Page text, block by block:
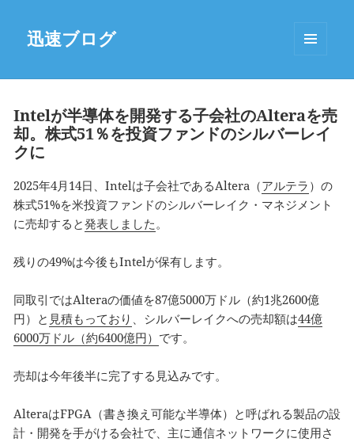
迅速ブログ
Intelが半導体を開発する子会社のAlteraを売
却。株式51％を投資ファンドのシルバーレイ
クに
2025年4月14日、Intelは子会社であるAltera（アルテラ ）の
株式51%を米投資ファンドのシルバーレイク・マネジメント
に売却すると発表しました 。
残りの49%は今後もIntelが保有します。
同取引ではAlteraの価値を87億5000万ドル（約1兆2600億
円）と 見積もっており 、シルバーレイクへの売却額は44億
6000万ドル（約6400億円） です。
売却は今年後半に完了する見込みです。
AlteraはFPGA（書き換え可能な半導体）と呼ばれる製品の設
計・開発を手がける会社で、主に通信ネットワークに使用さ